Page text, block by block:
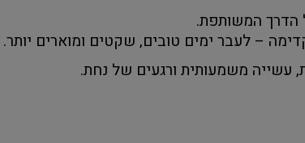
הדרך המשותפת.
– לעבר ימים טובים, שקטים ומוארים יותר.
משמעותית ורגעים של נחת.